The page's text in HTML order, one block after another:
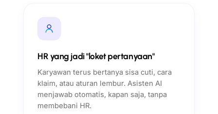
HR yang jadi "loket pertanyaan"
Karyawan terus bertanya sisa cuti, cara
klaim, atau aturan lembur. Asisten AI
menjawab otomatis, kapan saja, tanpa
membebani HR.